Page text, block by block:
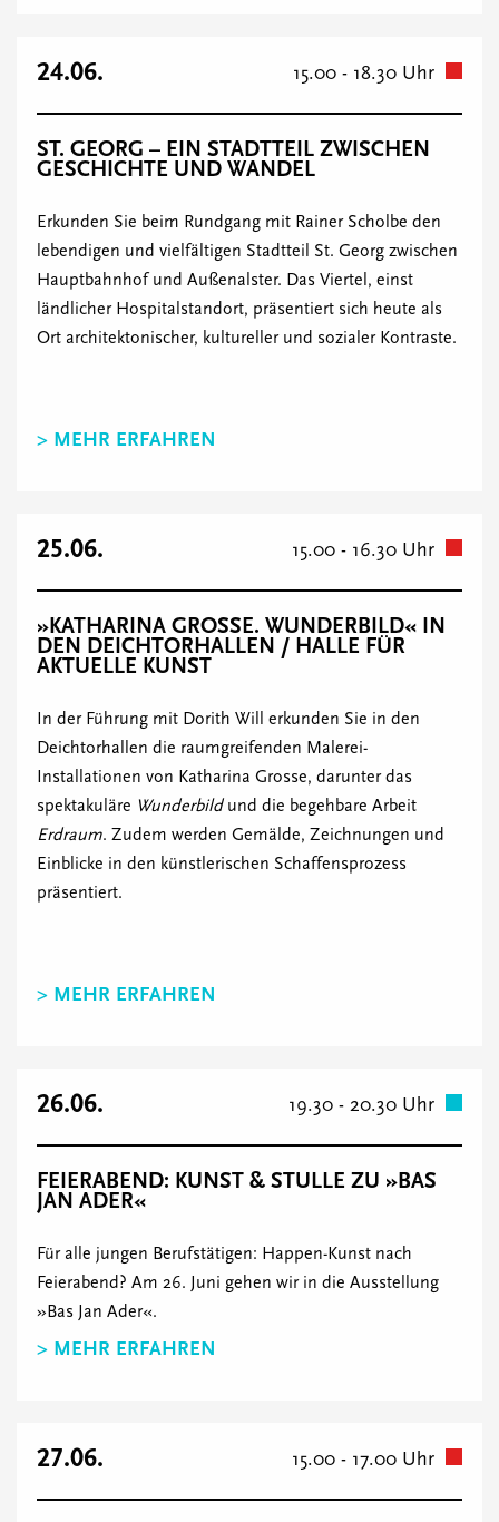
24.06. 15.00 - 18.30 Uhr
ST. GEORG – EIN STADTTEIL ZWISCHEN
GESCHICHTE UND WANDEL
Erkunden Sie beim Rundgang mit Rainer Scholbe den
lebendigen und vielfältigen Stadtteil St. Georg zwischen
Hauptbahnhof und Außenalster. Das Viertel, einst
ländlicher Hospitalstandort, präsentiert sich heute als
Ort architektonischer, kultureller und sozialer Kontraste.
> MEHR ERFAHREN
25.06. 15.00 - 16.30 Uhr
»KATHARINA GROSSE. WUNDERBILD« IN
DEN DEICHTORHALLEN / HALLE FÜR
AKTUELLE KUNST
In der Führung mit Dorith Will erkunden Sie in den
Deichtorhallen die raumgreifenden Malerei-
Installationen von Katharina Grosse, darunter das
spektakuläre Wunderbildund die begehbare Arbeit
Erdraum. Zudem werden Gemälde, Zeichnungen und
Einblicke in den künstlerischen Schaffensprozess
präsentiert.
> MEHR ERFAHREN
26.06. 19.30 - 20.30 Uhr
FEIERABEND: KUNST & STULLE ZU »BAS
JAN ADER«
Für alle jungen Berufstätigen: Happen-Kunst nach
Feierabend? Am 26. Juni gehen wir in die Ausstellung
»Bas Jan Ader«.
> MEHR ERFAHREN
27.06. 15.00 - 17.00 Uhr